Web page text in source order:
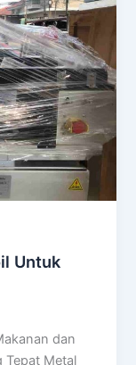
Untuk
dan
Tepat Metal